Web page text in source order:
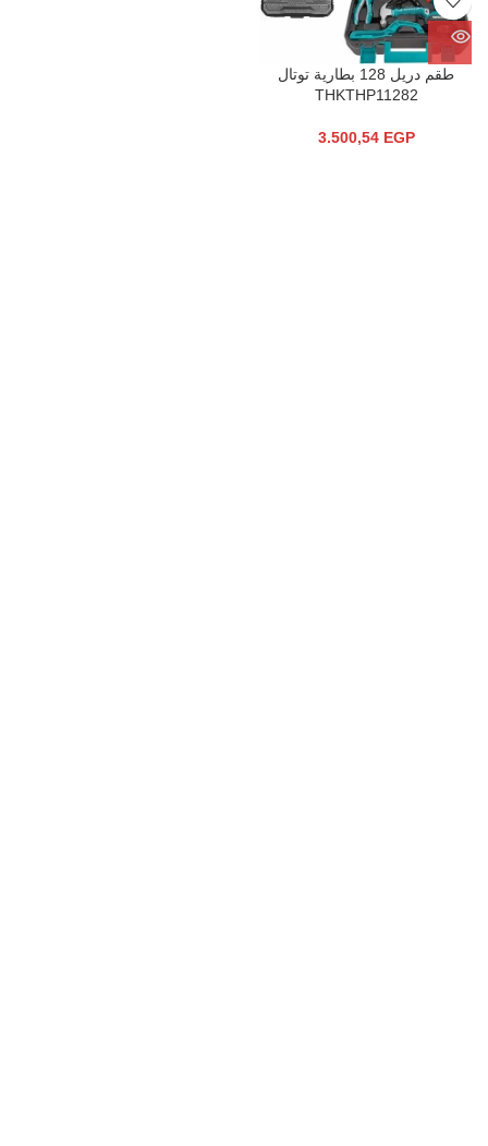
طقم دريل 128 بطارية توتال
THKTHP11282
3.500,54 EGP